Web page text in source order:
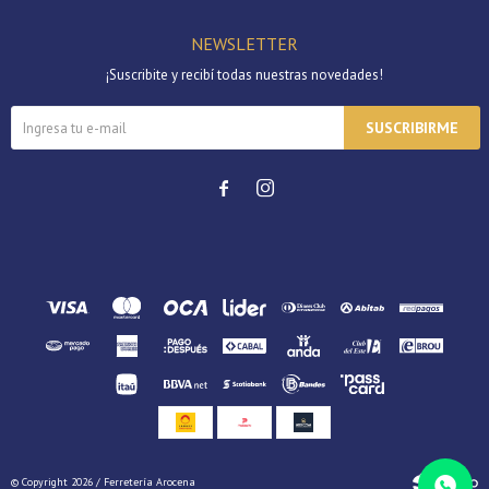
NEWSLETTER
¡Suscribite y recibí todas nuestras novedades!
SUSCRIBIRME
 
© Copyright 2026 / Ferretería Arocena